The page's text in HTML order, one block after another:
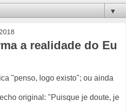
▼
a realidade do Eu
"penso, logo existo"; ou ainda
original: "Puisque je doute, je